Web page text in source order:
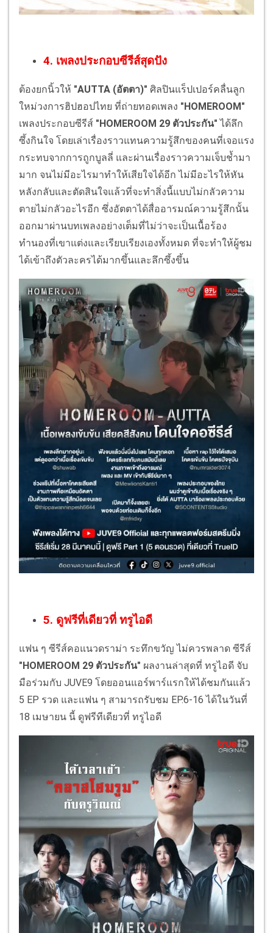
4. เพลงประกอบซีรีส์สุดปัง
ต้องยกนิ้วให้ "AUTTA (อัตตา)" ศิลปินแร็ปเปอร์คลื่นลูก
ใหม่วงการฮิปฮอปไทย ที่ถ่ายทอดเพลง "HOMEROOM"
เพลงประกอบซีรีส์ "HOMEROOM 29 ตัวประกัน"ได้ลึก
ซึ้งกินใจ โดยเล่าเรื่องราวแทนความรู้สึกของคนที่เจอแรง
กระทบจากการถูกบูลลี่ และผ่านเรื่องราวความเจ็บช้ำมา
มาก จนไม่มีอะไรมาทำให้เสียใจได้อีก ไม่มีอะไรให้หัน
หลังกลับและตัดสินใจแล้วที่จะทำสิ่งนี้แบบไม่กลัวความ
ตายไม่กลัวอะไรอีก ซึ่งอัตตาได้สื่ออารมณ์ความรู้สึกนั้น
ออกมาผ่านบทเพลงอย่างเต็มที่ไม่ว่าจะเป็นเนื้อร้อง
ทำนองที่เขาแต่งและเรียบเรียงเองทั้งหมด ที่จะทำให้ผู้ชม
ได้เข้าถึงตัวละครได้มากขึ้นและลึกซึ้งขึ้น
5. ดูฟรีที่เดียวที่ ทรูไอดี
แฟน ๆ ซีรีส์คอแนวดราม่า ระทึกขวัญ ไม่ควรพลาด ซีรีส์
"HOMEROOM 29 ตัวประกัน" ผลงานล่าสุดที่ ทรูไอดี จับ
มือร่วมกับ JUVE9 โดยออนแอร์พาร์แรกให้ได้ชมกันแล้ว
5 EP รวด และแฟน ๆ สามารถรับชม EP.6-16 ได้ในวันที่
18 เมษายน นี้ ดูฟรีทีเดียวที่ ทรูไอดี